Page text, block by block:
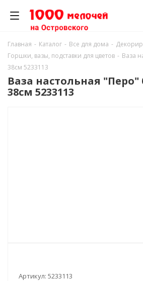
Главная - Каталог - Все для дома -
Горшки, вазы, подставки для цветов - Ваза
38см 5233113
Ваза настольная "Перо"
38см 5233113
Артикул: 5233113